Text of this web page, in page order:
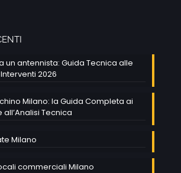
un antennista: Guida Tecnica alle
2026
Milano: la Guida Completa ai
all’Analisi Tecnica
Milano
commerciali Milano